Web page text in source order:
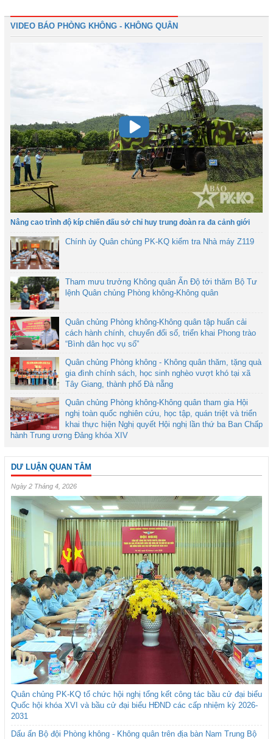
VIDEO BÁO PHÒNG KHÔNG - KHÔNG QUÂN
Nâng cao trình độ kíp chiến đấu sở chỉ huy trung đoàn ra đa cảnh giới
Chính ủy Quân chủng PK-KQ kiểm tra Nhà máy Z119
Tham mưu trưởng Không quân Ấn Độ tới thăm Bộ Tư
lệnh Quân chủng Phòng không-Không quân
Quân chủng Phòng không-Không quân tập huấn cải
cách hành chính, chuyển đổi số, triển khai Phong trào
“Bình dân học vụ số”
Quân chủng Phòng không - Không quân thăm, tặng quà
gia đình chính sách, học sinh nghèo vượt khó tại xã
Tây Giang, thành phố Đà nẵng
Quân chủng Phòng không-Không quân tham gia Hội
nghị toàn quốc nghiên cứu, học tập, quán triệt và triển
khai thực hiện Nghị quyết Hội nghị lần thứ ba Ban Chấp
hành Trung ương Đảng khóa XIV
DƯ LUẬN QUAN TÂM
Ngày 2 Tháng 4, 2026
Quân chủng PK-KQ tổ chức hội nghị tổng kết công tác bầu cử đại biểu
Quốc hội khóa XVI và bầu cử đại biểu HĐND các cấp nhiệm kỳ 2026-
2031
Dấu ấn Bộ đội Phòng không - Không quân trên địa bàn Nam Trung Bộ